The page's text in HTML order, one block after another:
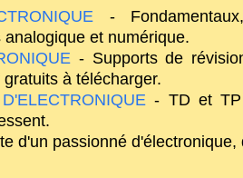
-
et numérique.
- Supports de
à télécharger.
- TD et TP
d'un passionné